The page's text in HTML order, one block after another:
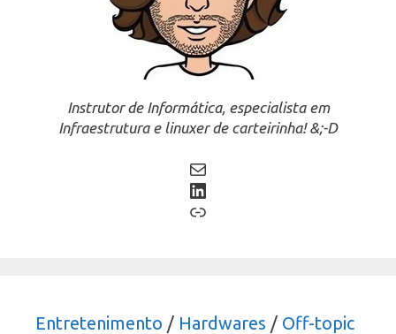
Instrutor de Informática, especialista em
Infraestrutura e linuxer de carteirinha! &;-D
Mail
LinkedIn
Link
Entretenimento / Hardwares / Off-topic